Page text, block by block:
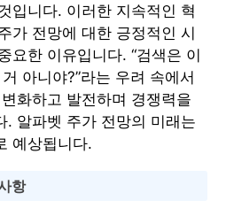
입니다. 이러한 지속적인 혁
가 전망에 대한 긍정적인 시
요한 이유입니다. “검색은 이
아니야?”라는 우려 속에서
화하고 발전하며 경쟁력을
. 알파벳 주가 전망의 미래는
예상됩니다.
항